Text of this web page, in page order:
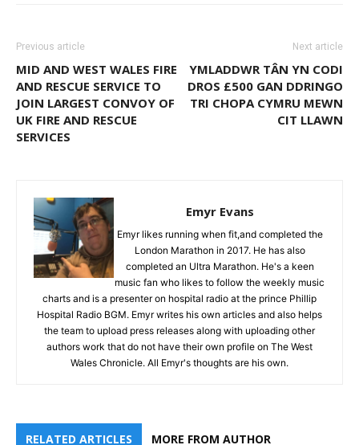
Previous article
MID AND WEST WALES FIRE
AND RESCUE SERVICE TO
JOIN LARGEST CONVOY OF
UK FIRE AND RESCUE
SERVICES
Next article
YMLADDWR TÂN YN CODI
DROS £500 GAN DDRINGO
TRI CHOPA CYMRU MEWN
CIT LLAWN
Emyr Evans
Emyr likes running when fit,and completed the
London Marathon in 2017. He has also
completed an Ultra Marathon. He's a keen
music fan who likes to follow the weekly music
charts and is a presenter on hospital radio at the prince Phillip
Hospital Radio BGM. Emyr writes his own articles and also helps
the team to upload press releases along with uploading other
authors work that do not have their own profile on The West
Wales Chronicle. All Emyr's thoughts are his own.
RELATED ARTICLES MORE FROM AUTHOR